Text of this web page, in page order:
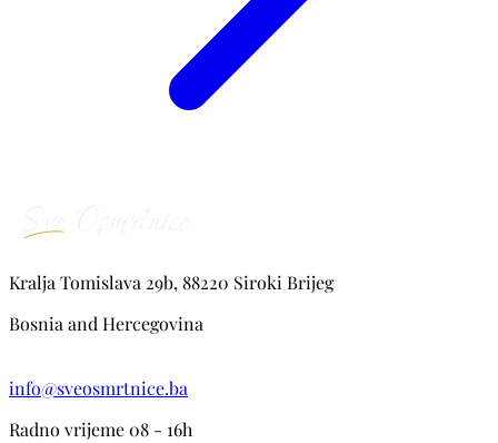
Kralja Tomislava 29b, 88220 Siroki Brijeg
Bosnia and Hercegovina
info@sveosmrtnice.ba
Radno vrijeme 08 - 16h